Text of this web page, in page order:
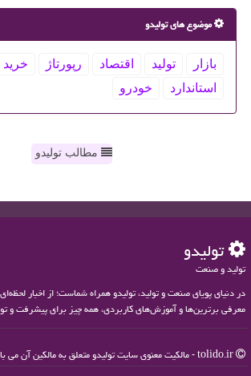
موضوع های تولیدو
بازار تولید اقتصاد رپورتاژ خرید
استاندارد
خودرو
مطالب تولیدو
تولیدو
تولید و صنعت
در دنیای پویای صنعت و تولید، تولیدو همراه شماست؛ از اخبار
معرفی برترین‌ها و آموزش‌های کاربردی، همه چیز برای پیشرفت و